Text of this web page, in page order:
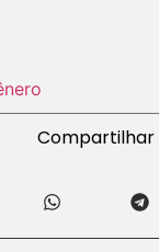
Compartilhar